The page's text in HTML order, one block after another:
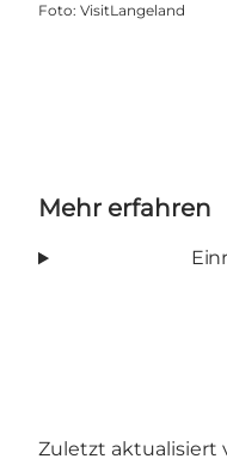
Foto: VisitLangeland
Mehr erfahren
Zuletzt aktualisiert